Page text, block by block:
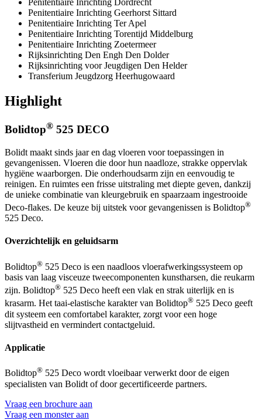
Penitentiaire Inrichting Dordrecht
Penitentiaire Inrichting Geerhorst Sittard
Penitentiaire Inrichting Ter Apel
Penitentiaire Inrichting Torentijd Middelburg
Penitentiaire Inrichting Zoetermeer
Rijksinrichting Den Engh Den Dolder
Rijksinrichting voor Jeugdigen Den Helder
Transferium Jeugdzorg Heerhugowaard
Highlight
Bolidtop® 525 DECO
Bolidt maakt sinds jaar en dag vloeren voor toepassingen in
gevangenissen. Vloeren die door hun naadloze, strakke oppervlak
hygiëne waarborgen. Die onderhoudsarm zijn en eenvoudig te
reinigen. En ruimtes een frisse uitstraling met diepte geven, dankzij
de unieke combinatie van kleurgebruik en spaarzaam ingestrooide
Deco-flakes. De keuze bij uitstek voor gevangenissen is Bolidtop®
525 Deco.
Overzichtelijk en geluidsarm
Bolidtop® 525 Deco is een naadloos vloerafwerkingssysteem op
basis van laag visceuze tweecomponenten kunstharsen, die reukarm
zijn. Bolidtop® 525 Deco heeft een vlak en strak uiterlijk en is
krasarm. Het taai-elastische karakter van Bolidtop® 525 Deco geeft
dit systeem een comfortabel karakter, zorgt voor een hoge
slijtvastheid en vermindert contactgeluid.
Applicatie
Bolidtop® 525 Deco wordt vloeibaar verwerkt door de eigen
specialisten van Bolidt of door gecertificeerde partners.
Vraag een brochure aan
Vraag een monster aan